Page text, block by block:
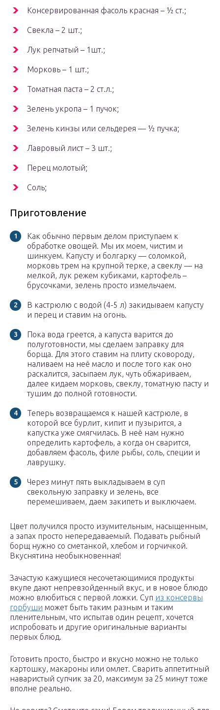
Консервированная фасоль красная – ½ ст.;
Свекла – 2 шт.;
Лук репчатый – 1шт.;
Морковь – 1 шт.;
Томатная паста – 2 ст.л.;
Зелень укропа – 1 пучок;
Зелень кинзы или сельдерея — ½ пучка;
Лавровый лист – 3 шт.;
Перец молотый;
Соль;
Приготовление
Как обычно первым делом приступаем к
обработке овощей. Мы их моем, чистим и
шинкуем. Капусту и болгарку — соломкой,
морковь трем на крупной терке, а свеклу — на
мелкой, лук режем кубиками, картофель –
брусочками, зелень просто измельчаем.
В кастрюлю с водой (4-5 л) закидываем капусту
и перец и ставим на огонь.
Пока вода греется, а капуста варится до
полуготовности, мы сделаем заправку для
борща. Для этого ставим на плиту сковороду,
наливаем на неё масло и после того как оно
раскалится, засыпаем лук, чуть обжариваем,
далее кидаем морковь, свеклу, томатную пасту и
тушим до полной готовности.
Теперь возвращаемся к нашей кастрюле, в
которой все бурлит, кипит и пузырится, а
капустка уже смягчилась. В неё нам нужно
определить картофель, а когда он сварится,
добавляем фасоль, филе рыбы, соль, специи и
лаврушку.
Через минут пять выкладываем в суп
свекольную заправку и зелень, все
перемешиваем, даем закипеть и выключаем.
Цвет получился просто изумительным, насыщенным,
а запах просто непередаваемый. Подавать рыбный
борщ нужно со сметанкой, хлебом и горчичкой.
Вкуснятина необыкновенная!
Зачастую кажущиеся несочетающимися продукты
вкупе дают непревзойденный вкус, и в новое блюдо
можно влюбиться с первой ложки. Суп из консервы
горбуши может быть таким разным и таким
пленительным, что испытав один рецепт, хочется
испробовать и другие оригинальные варианты
первых блюд.
Готовить просто, быстро и вкусно можно не только
картошку, макароны или омлет. Сварить аппетитный
наваристый супчик за 20, максимум за 25 минут тоже
вполне реально.